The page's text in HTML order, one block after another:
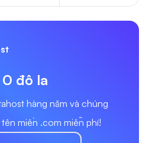
0 đô la
hàng năm và chúng
miền .com miễn phí!